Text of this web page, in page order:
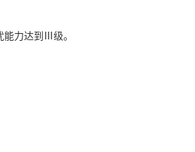
能力达到Ⅲ级。